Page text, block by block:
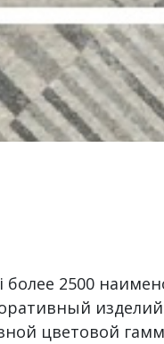
более 2500
цветовой